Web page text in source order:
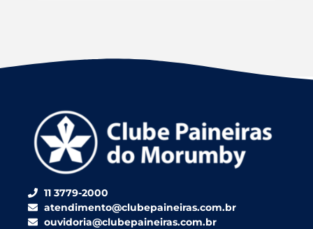
11 3779-2000
atendimento@clubepaineiras.com.br
ouvidoria@clubepaineiras.com.br